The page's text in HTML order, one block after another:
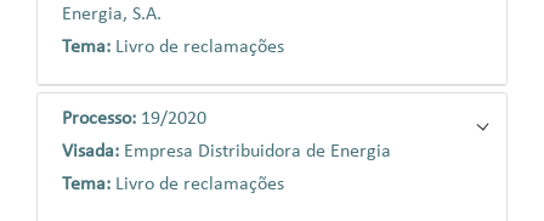
Energia, S.A.
Tema: Livro de reclamações
Processo: 19/2020
Visada: Empresa Distribuidora de Energia
Tema: Livro de reclamações